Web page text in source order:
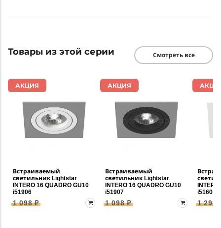
Товары из этой серии Смотреть все
АКЦИЯ
Встраиваемый
светильник Lightstar
INTERO 16 QUADRO GU10
i51906
1 098 ₽
АКЦИЯ
Встраиваемый
светильник Lightstar
INTERO 16 QUADRO GU10
i51907
1 098 ₽
i51606
1 298